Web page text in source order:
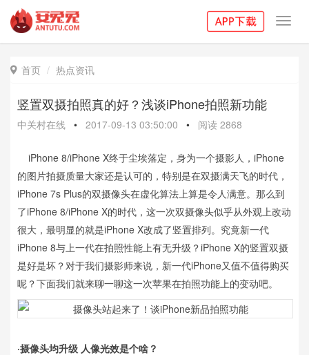
 首页 热点资讯
竖置双摄拍照真的好？浅谈iPhone拍照新功能
中关村在线 • 2017-09-13 03:50:00 • 阅读 2868
iPhone 8/iPhone X终于尘埃落定，身为一个摄影人，iPhone
的图片拍摄质量大家还是认可的，特别是在双摄满天飞的时代，
iPhone 7s Plus的双摄像头在虚化算法上算是令人满意。那么到
了iPhone 8/iPhone X的时代，这一次双摄像头似乎从外观上改动
很大，最明显的就是iPhone X改成了竖置排列。究竟新一代
iPhone 8与上一代在拍照性能上有无升级？iPhone X的竖置双摄
是好是坏？对于我们摄影师来说，新一代iPhone又值不值得购买
呢？下面我们就来聊一聊这一次苹果在拍照功能上的变动吧。
·摄像头均升级 人像光效是个啥？